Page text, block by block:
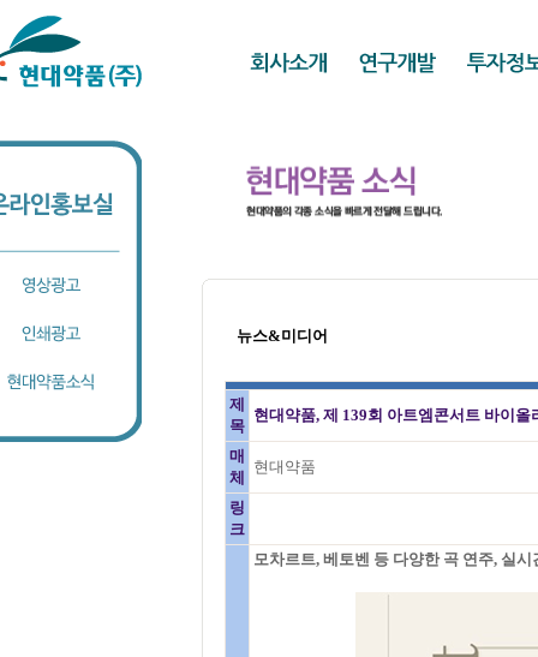
뉴스&미디어
제
목
현대약품, 제 139회 아트엠콘서트 바이올
매
체
현대약품
링
크
모차르트, 베토벤 등 다양한 곡 연주, 실